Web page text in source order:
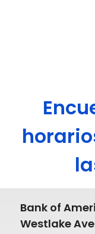
Bank of
Westlake